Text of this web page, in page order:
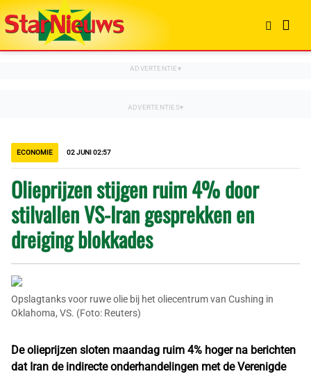
ECONOMIE 02 JUNI 02:57
Olieprijzen stijgen ruim 4% door
stilvallen VS-Iran gesprekken en
dreiging blokkades
Opslagtanks voor ruwe olie bij het oliecentrum van Cushing in
Oklahoma, VS. (Foto: Reuters)
De olieprijzen sloten maandag ruim 4% hoger na berichten
dat Iran de indirecte onderhandelingen met de Verenigde